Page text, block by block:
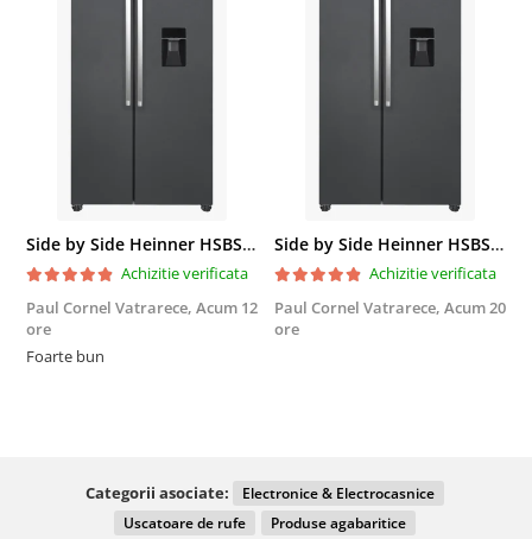
Side by Side Heinner HSBS-HM439NFINVDGWDE++, Total No Frost, Compresor Inverter, Dozator Apa, Display Touch LED, 439 L, Clasa E, Gri Antracit Texturat
Achizitie verificata
Paul Cornel Vatrarece, Acum 12
ore
Foarte bun
Side by Side Heinner HSBS-HM439NFINVDGWDE++, Total No Frost, Compresor Inverter, Dozator Apa, Display Touch LED, 439 L, Clasa E, Gri Antracit Texturat
Achizitie verificata
Paul Cornel Vatrarece, Acum 20
ore
Categorii asociate:
Electronice & Electrocasnice
Uscatoare de rufe
Produse agabaritice